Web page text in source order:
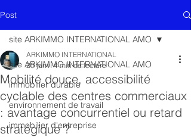
Post
site ARKIMMO INTERNATIONAL AMO
immobilier durable
environnement de travail
immobilier d'entreprise
site ARKIMMO INTERNATIONAL AMO
Mobilité douce, accessibilité
cyclable des centres commerciaux
: avantage concurrentiel ou retard
stratégique ?
ARKIMMO INTERNATIONAL
20 janv. 4 min de lecture